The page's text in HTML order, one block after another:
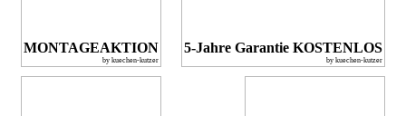
MONTAGEAKTION
by kuechen-kutzer
5-Jahre Garantie KOSTENLOS
by kuechen-kutzer